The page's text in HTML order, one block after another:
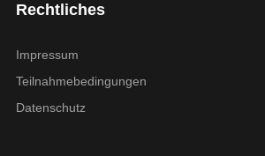
Rechtliches
Impressum
Teilnahmebedingungen
Datenschutz